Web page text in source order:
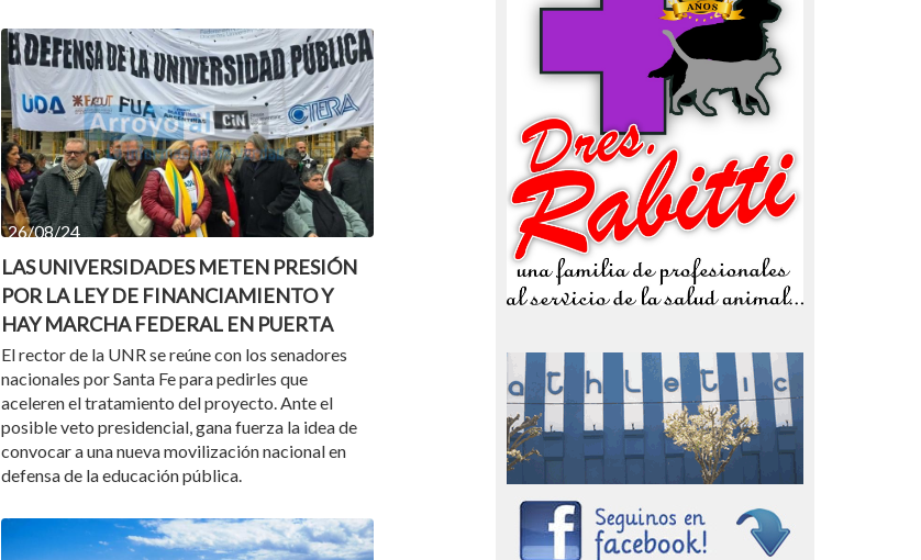
26/08/24
LAS UNIVERSIDADES METEN PRESIÓN
POR LA LEY DE FINANCIAMIENTO Y
HAY MARCHA FEDERAL EN PUERTA
El rector de la UNR se reúne con los senadores
nacionales por Santa Fe para pedirles que
aceleren el tratamiento del proyecto. Ante el
posible veto presidencial, gana fuerza la idea de
convocar a una nueva movilización nacional en
defensa de la educación pública.